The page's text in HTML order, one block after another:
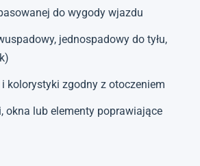
do wygody wjazdu
jednospadowy do tyłu,
kolorystyki zgodny z otoczeniem
okna lub elementy poprawiające